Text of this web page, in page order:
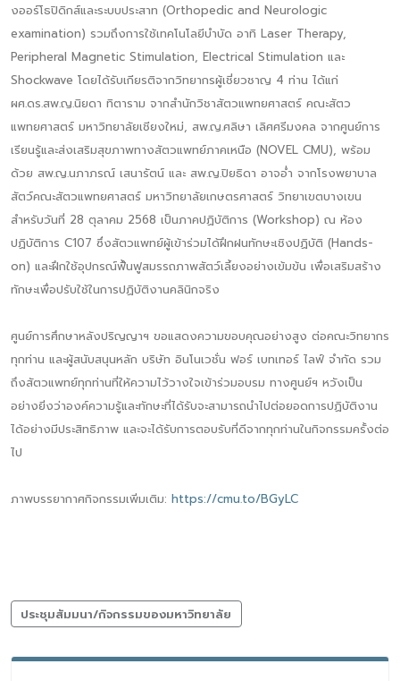
งออร์โธปิดิกส์และระบบประสาท (Orthopedic and Neurologic
examination) รวมถึงการใช้เทคโนโลยีบำบัด อาทิ Laser Therapy,
Peripheral Magnetic Stimulation, Electrical Stimulation และ
Shockwave โดยได้รับเกียรติจากวิทยากรผู้เชี่ยวชาญ 4 ท่าน ได้แก่
ผศ.ดร.สพ.ญ.นิยดา ทิตาราม จากสำนักวิชาสัตวแพทยศาสตร์ คณะสัตว
แพทยศาสตร์ มหาวิทยาลัยเชียงใหม่, สพ.ญ.ศลิษา เลิศศรีมงคล จากศูนย์การ
เรียนรู้และส่งเสริมสุขภาพทางสัตวแพทย์ภาคเหนือ (NOVEL CMU), พร้อม
ด้วย สพ.ญ.นภาภรณ์ เสนารัตน์ และ สพ.ญ.ปิยธิดา อาจอ่ำ จากโรงพยาบาล
สัตว์คณะสัตวแพทยศาสตร์ มหาวิทยาลัยเกษตรศาสตร์ วิทยาเขตบางเขน
สำหรับวันที่ 28 ตุลาคม 2568 เป็นภาคปฏิบัติการ (Workshop) ณ ห้อง
ปฏิบัติการ C107 ซึ่งสัตวแพทย์ผู้เข้าร่วมได้ฝึกฝนทักษะเชิงปฏิบัติ (Hands-
on) และฝึกใช้อุปกรณ์ฟื้นฟูสมรรถภาพสัตว์เลี้ยงอย่างเข้มข้น เพื่อเสริมสร้าง
ทักษะเพื่อปรับใช้ในการปฏิบัติงานคลินิกจริง
ศูนย์การศึกษาหลังปริญญาฯ ขอแสดงความขอบคุณอย่างสูง ต่อคณะวิทยากร
ทุกท่าน และผู้สนับสนุนหลัก บริษัท อินโนเวชั่น ฟอร์ เบทเทอร์ ไลฟ์ จำกัด รวม
ถึงสัตวแพทย์ทุกท่านที่ให้ความไว้วางใจเข้าร่วมอบรม ทางศูนย์ฯ หวังเป็น
อย่างยิ่งว่าองค์ความรู้และทักษะที่ได้รับจะสามารถนำไปต่อยอดการปฏิบัติงาน
ได้อย่างมีประสิทธิภาพ และจะได้รับการตอบรับที่ดีจากทุกท่านในกิจกรรมครั้งต่อ
ไป
ภาพบรรยากาศกิจกรรมเพิ่มเติม: https://cmu.to/BGyLC
ประชุมสัมมนา/กิจกรรมของมหาวิทยาลัย